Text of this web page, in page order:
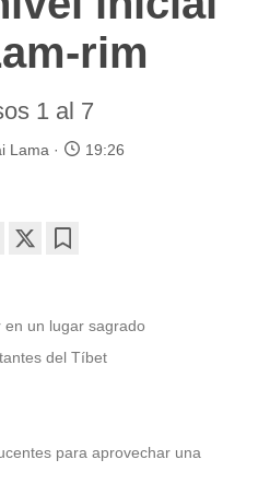
rim
1 al 7
Lama 19:26
un lugar sagrado
del Tíbet
para aprovechar una